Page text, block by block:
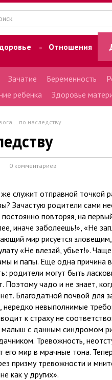
Отношения
Зачатие Беременность
ребенка Здоровье
по наследству
0 комментариев
служит отправной точкой
Зачастую родители сами
повторяя, на
иначе заболеешь!», «Не
мир рисуется
«Не влезай, убьет!».
и папы. Еще одна причина
родители могут быть
Поэтому чадо и не знает,
Благодатной почвой для
невыполнимые
к страху не
с данным синдромом
Тревожность,
его мир в мрачные тона.
призму тревожности и
как у других».